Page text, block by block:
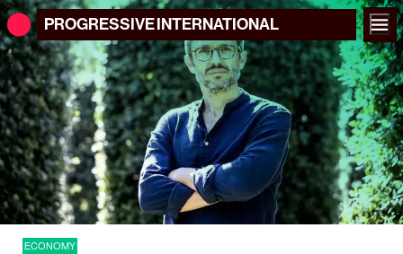
PROGRESSIVEINTERNATIONAL
ECONOMY